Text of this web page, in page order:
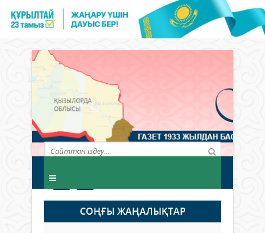
СОҢҒЫ ЖАҢАЛЫҚТАР